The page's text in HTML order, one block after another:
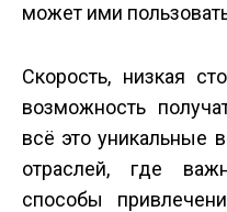
может ими
Скорость, низкая
возможность
всё это уникальные
отраслей, где
способы